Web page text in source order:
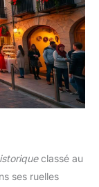
classé au
ses ruelles